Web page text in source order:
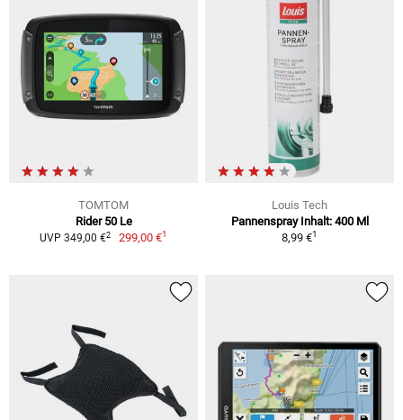
TOMTOM
Rider 50 Le
UVP 349,00 €2 299,00 €1
Louis Tech
Pannenspray Inhalt: 400 Ml
8,99 €1